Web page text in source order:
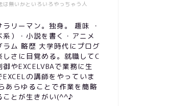
は無いかといろいろやっちゃう人
ラリーマン。独身。 趣味 ・
系）・小説を書く・アニメ
ラム 略歴 大学時代にプログ
しさに目覚める。就職してC
やEXCELVBAで業務に生
の講師をやっていま
あらゆることで作業を簡略
ことが生きがい(^^♪